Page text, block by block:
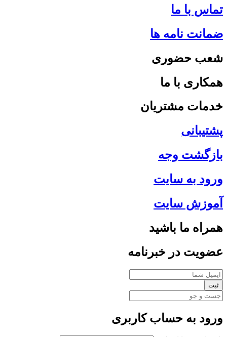
تماس با ما
ضمانت نامه ها
شعب حضوری
همکاری با ما
خدمات مشتریان
پشتیبانی
بازگشت وجه
ورود به سایت
آموزش سایت
همراه ما باشید
عضویت در خبرنامه
ثبت
ورود به حساب کاربری